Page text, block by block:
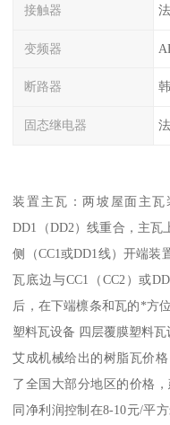
接触器
变频器
断路器
固态继电器
装置主瓦：两坡屋面主瓦
DD1（DD2）线重合，主瓦
侧（CC1或DD1线）开端装
瓦底边与CC1（CC2）或
后，在下端檩条和瓦的*方
塑料瓦设备 四层覆膜塑料
艾成机械给出的树脂瓦价
了全国大部分地区的价格
同净利润控制在8-10元/平